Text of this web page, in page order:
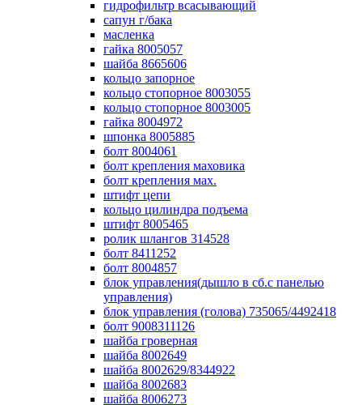
гидрофильтр всасывающий
сапун г/бака
масленка
гайка 8005057
шайба 8665606
кольцо запорное
кольцо стопорное 8003055
кольцо стопорное 8003005
гайка 8004972
шпонка 8005885
болт 8004061
болт крепления маховика
болт крепления мах.
штифт цепи
кольцо цилиндра подъема
штифт 8005465
ролик шлангов 314528
болт 8411252
болт 8004857
блок управления(дышло в сб.с панелью
управления)
блок управления (голова) 735065/4492418
болт 9008311126
шайба гроверная
шайба 8002649
шайба 8002629/8344922
шайба 8002683
шайба 8006273